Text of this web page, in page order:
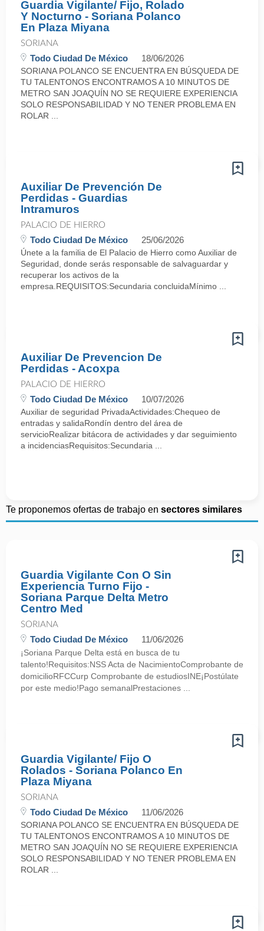
Guardia Vigilante/ Fijo, Rolado
Y Nocturno - Soriana Polanco
En Plaza Miyana
SORIANA
Todo Ciudad De México 18/06/2026
SORIANA POLANCO SE ENCUENTRA EN BÚSQUEDA DE
TU TALENTONOS ENCONTRAMOS A 10 MINUTOS DE
METRO SAN JOAQUÍN NO SE REQUIERE EXPERIENCIA
SOLO RESPONSABILIDAD Y NO TENER PROBLEMA EN
ROLAR ...
Auxiliar De Prevención De
Perdidas - Guardias
Intramuros
PALACIO DE HIERRO
Todo Ciudad De México 25/06/2026
Únete a la familia de El Palacio de Hierro como Auxiliar de
Seguridad, donde serás responsable de salvaguardar y
recuperar los activos de la
empresa.REQUISITOS:Secundaria concluidaMínimo ...
Auxiliar De Prevencion De
Perdidas - Acoxpa
PALACIO DE HIERRO
Todo Ciudad De México 10/07/2026
Auxiliar de seguridad PrivadaActividades:Chequeo de
entradas y salidaRondín dentro del área de
servicioRealizar bitácora de actividades y dar seguimiento
a incidenciasRequisitos:Secundaria ...
Te proponemos ofertas de trabajo en sectores similares
Guardia Vigilante Con O Sin
Experiencia Turno Fijo -
Soriana Parque Delta Metro
Centro Med
SORIANA
Todo Ciudad De México 11/06/2026
¡Soriana Parque Delta está en busca de tu
talento!Requisitos:NSS Acta de NacimientoComprobante de
domicilioRFCCurp Comprobante de estudiosINE¡Postúlate
por este medio!Pago semanalPrestaciones ...
Guardia Vigilante/ Fijo O
Rolados - Soriana Polanco En
Plaza Miyana
SORIANA
Todo Ciudad De México 11/06/2026
SORIANA POLANCO SE ENCUENTRA EN BÚSQUEDA DE
TU TALENTONOS ENCONTRAMOS A 10 MINUTOS DE
METRO SAN JOAQUÍN NO SE REQUIERE EXPERIENCIA
SOLO RESPONSABILIDAD Y NO TENER PROBLEMA EN
ROLAR ...